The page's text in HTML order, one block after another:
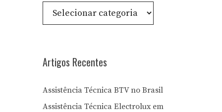
Consulte
Artigos Recentes
Assistência Técnica BTV no Brasil
Assistência Técnica Electrolux em